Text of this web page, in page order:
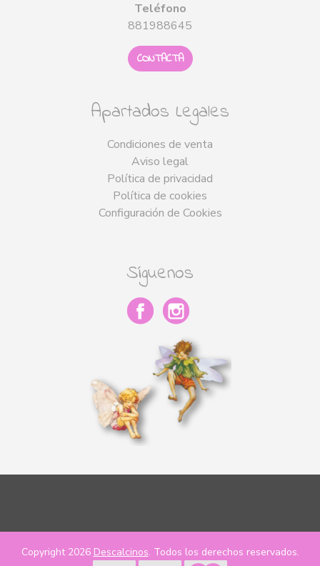
Teléfono
881988645
CONTACTA
Apartados Legales
Condiciones de venta
Aviso legal
Política de privacidad
Política de cookies
Configuración de Cookies
Síguenos
Copyright 2026 Descalcinos. Todos los derechos reservados.